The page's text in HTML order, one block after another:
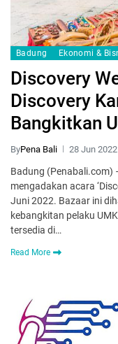
Badung Ekonomi &
Discovery
Discovery
Bangkitkan
ByPena Bali 28 Jun 2022
Badung (Penabali.com)
mengadakan acara
Juni 2022. Bazaar ini
kebangkitan pelaku
tersedia di…
Read More